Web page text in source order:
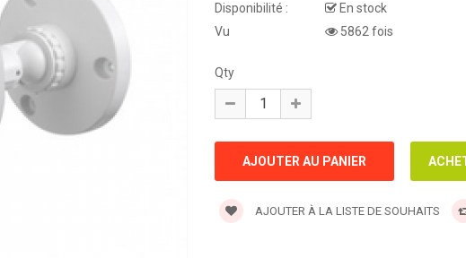
Disponibilité :
En stock
Vu
5862 fois
Qty
AJOUTER À LA LISTE DE SOUHAITS